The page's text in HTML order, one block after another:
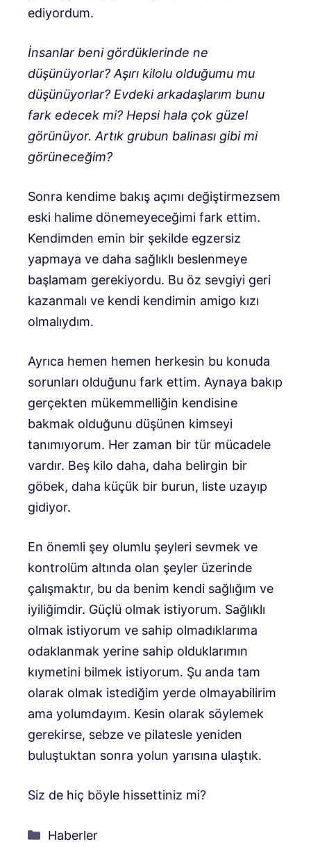
ediyordum.
İnsanlar beni gördüklerinde ne
düşünüyorlar? Aşırı kilolu olduğumu mu
düşünüyorlar? Evdeki arkadaşlarım bunu
fark edecek mi? Hepsi hala çok güzel
görünüyor. Artık grubun balinası gibi mi
görüneceğim?
Sonra kendime bakış açımı değiştirmezsem
eski halime dönemeyeceğimi fark ettim.
Kendimden emin bir şekilde egzersiz
yapmaya ve daha sağlıklı beslenmeye
başlamam gerekiyordu. Bu öz sevgiyi geri
kazanmalı ve kendi kendimin amigo kızı
olmalıydım.
Ayrıca hemen hemen herkesin bu konuda
sorunları olduğunu fark ettim. Aynaya bakıp
gerçekten mükemmelliğin kendisine
bakmak olduğunu düşünen kimseyi
tanımıyorum. Her zaman bir tür mücadele
vardır. Beş kilo daha, daha belirgin bir
göbek, daha küçük bir burun, liste uzayıp
gidiyor.
En önemli şey olumlu şeyleri sevmek ve
kontrolüm altında olan şeyler üzerinde
çalışmaktır, bu da benim kendi sağlığım ve
iyiliğimdir. Güçlü olmak istiyorum. Sağlıklı
olmak istiyorum ve sahip olmadıklarıma
odaklanmak yerine sahip olduklarımın
kıymetini bilmek istiyorum. Şu anda tam
olarak olmak istediğim yerde olmayabilirim
ama yolumdayım. Kesin olarak söylemek
gerekirse, sebze ve pilatesle yeniden
buluştuktan sonra yolun yarısına ulaştık.
Siz de hiç böyle hissettiniz mi?
Kategoriler
Haberler